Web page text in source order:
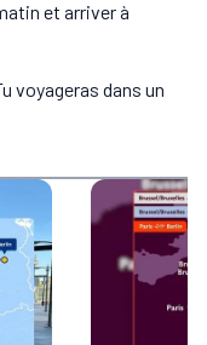
et arriver à
voyageras dans un